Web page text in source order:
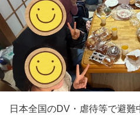
日本全国のDV・虐待等で避